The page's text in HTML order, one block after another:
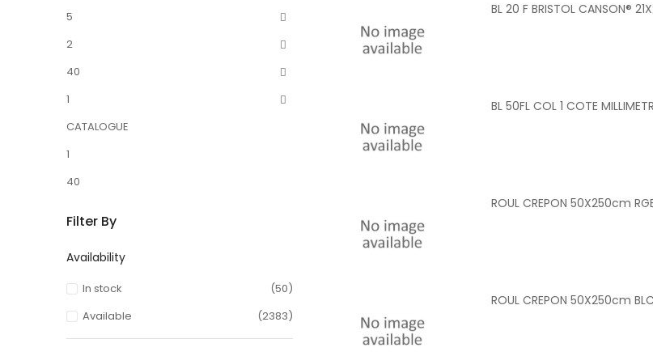
5
2
40
1
CATALOGUE
1
40
Filter By
Availability
In stock
(50)
Available
(2383)
BL 20 F BRISTOL CANSON®
BL 50FL COL 1 COTE
ROUL CREPON 50X250cm
ROUL CREPON 50X250cm